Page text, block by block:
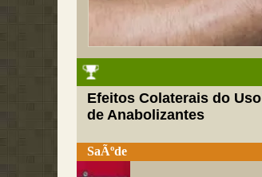
Efeitos Colaterais do Uso
de Anabolizantes
SaÃºde